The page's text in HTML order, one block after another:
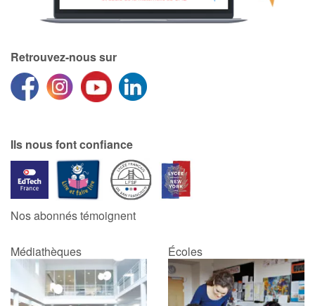
Famille
Écoles
Vidéos & Tutoriaux
Blog
Actualités
Par thématique
Retrouvez-nous sur
Ils nous font confiance
Nos abonnés témoignent
Médiathèques Écoles